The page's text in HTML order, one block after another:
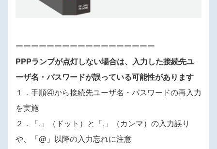
ーーーーーーーーーーーーーーーーーー
PPPランプが点灯しない場合は、入力した接続先ユ
ーザ名・パスワードが誤っている可能性があります
１．手順④から接続先ユーザ名・パスワードの再入力
を実施
２．「.」（ドット）と「,」（カンマ）の入力誤り
や、「@」以降の入力忘れに注意